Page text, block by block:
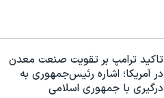
تاکید ترامپ بر تقویت صنعت معدن
در آمریکا؛ اشاره رئیس‌جمهوری به
درگیری با جمهوری اسلامی